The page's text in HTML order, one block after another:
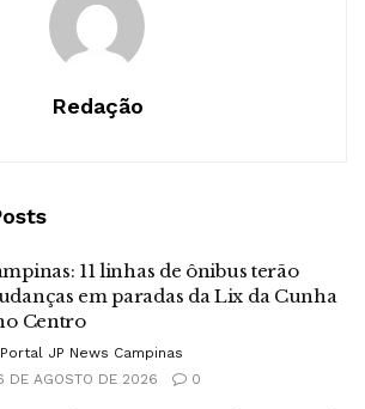
Redação
11 linhas de ônibus terão
em paradas da Lix da Cunha
Centro
Portal JP News Campinas
DE AGOSTO DE 2026
0